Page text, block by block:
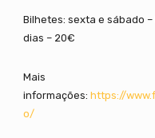
Bilhetes: sexta e sábado
dias – 20€
Mais
informações: https://
o/